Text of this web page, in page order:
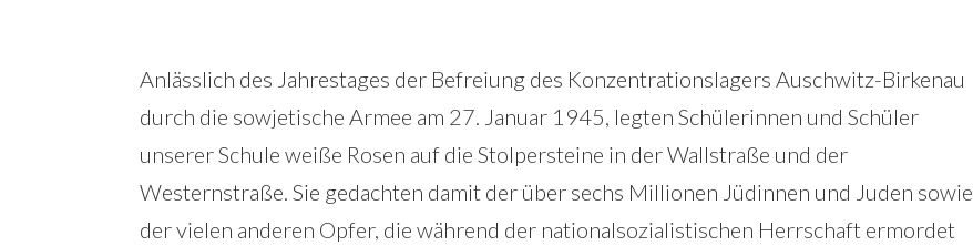
Anlässlich des Jahrestages der Befreiung des Konzentrationslagers Auschwitz-Birkenau
durch die sowjetische Armee am 27. Januar 1945, legten Schülerinnen und Schüler
unserer Schule weiße Rosen auf die Stolpersteine in der Wallstraße und der
Westernstraße. Sie gedachten damit der über sechs Millionen Jüdinnen und Juden sowie
der vielen anderen Opfer, die während der nationalsozialistischen Herrschaft ermordet